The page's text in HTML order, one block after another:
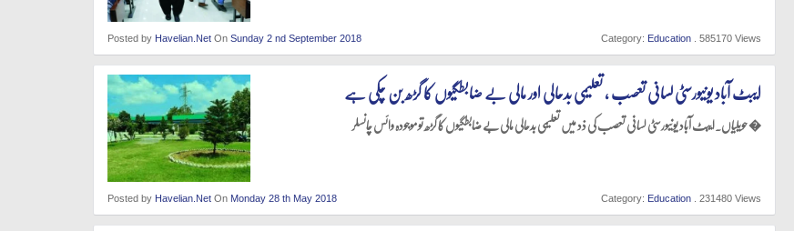
Posted by Havelian.Net On Sunday 2 nd September 2018 Category: Education . 585170 Views
ایبٹ آباد یونیورسٹی لسانی تعصب ، تعلیمی بدحالی اور مالی بے ضابطگیوں کا گڑھ بن چکی ہے
حویلیاں۔ایبٹ آباد یونیورسٹی لسانی تعصب کی ذد میں تعلیمی بدحالی مالی بے ضابطگیوں کا گڑھ تو موجودہ وائس چانسلر �
Posted by Havelian.Net On Monday 28 th May 2018 Category: Education . 231480 Views